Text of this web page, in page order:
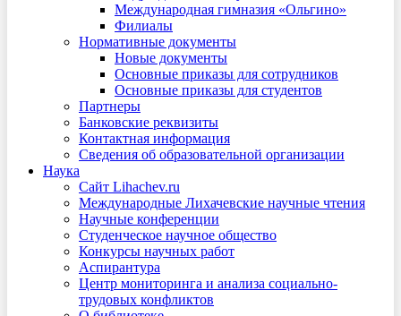
Международная гимназия «Ольгино»
Филиалы
Нормативные документы
Новые документы
Основные приказы для сотрудников
Основные приказы для студентов
Партнеры
Банковские реквизиты
Контактная информация
Сведения об образовательной организации
Наука
Сайт Lihachev.ru
Международные Лихачевские научные чтения
Научные конференции
Студенческое научное общество
Конкурсы научных работ
Аспирантура
Центр мониторинга и анализа социально-
трудовых конфликтов